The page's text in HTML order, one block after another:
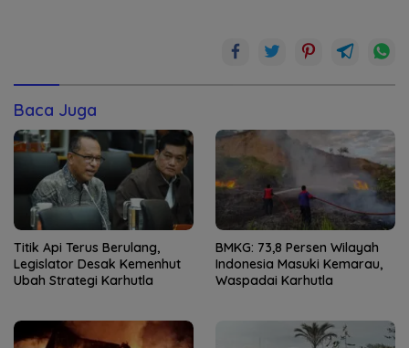
Baca Juga
Titik Api Terus Berulang,
Legislator Desak Kemenhut
Ubah Strategi Karhutla
BMKG: 73,8 Persen Wilayah
Indonesia Masuki Kemarau,
Waspadai Karhutla